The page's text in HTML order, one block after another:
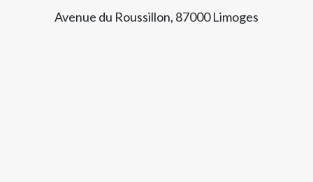
Avenue du Roussillon, 87000 Limoges